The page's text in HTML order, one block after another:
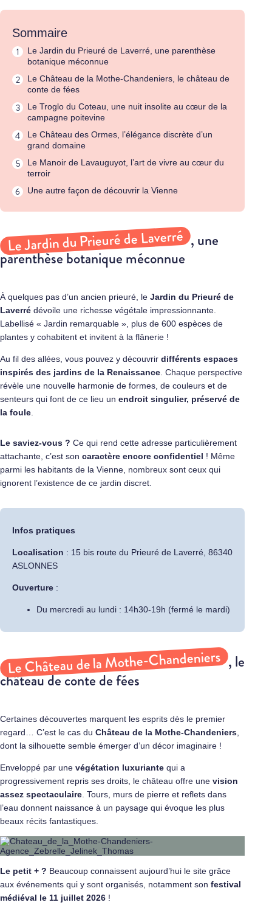
Sommaire
Le Jardin du Prieuré de Laverré, une parenthèse
botanique méconnue
Le Château de la Mothe-Chandeniers, le château de
conte de fées
Le Troglo du Coteau, une nuit insolite au cœur de la
campagne poitevine
Le Château des Ormes, l’élégance discrète d’un
grand domaine
Le Manoir de Lavauguyot, l’art de vivre au cœur du
terroir
Une autre façon de découvrir la Vienne
Le Jardin du Prieuré de Laverré , une
parenthèse botanique méconnue
À quelques pas d’un ancien prieuré, le Jardin du Prieuré de
Laverré dévoile une richesse végétale impressionnante.
Labellisé « Jardin remarquable », plus de 600 espèces de
plantes y cohabitent et invitent à la flânerie !
Au fil des allées, vous pouvez y découvrir différents espaces
inspirés des jardins de la Renaissance. Chaque perspective
révèle une nouvelle harmonie de formes, de couleurs et de
senteurs qui font de ce lieu un endroit singulier, préservé de
la foule.
Le saviez-vous ? Ce qui rend cette adresse particulièrement
attachante, c’est son caractère encore confidentiel ! Même
parmi les habitants de la Vienne, nombreux sont ceux qui
ignorent l’existence de ce jardin discret.
Infos pratiques
Localisation : 15 bis route du Prieuré de Laverré, 86340
ASLONNES
Ouverture :
Du mercredi au lundi : 14h30-19h (fermé le mardi)
Le Château de la Mothe-Chandeniers , le
château de conte de fées
Certaines découvertes marquent les esprits dès le premier
regard… C’est le cas du Château de la Mothe-Chandeniers
dont la silhouette semble émerger d’un décor imaginaire !
Enveloppé par une végétation luxuriante qui a
progressivement repris ses droits, le château offre une vision
assez spectaculaire . Tours, murs de pierre et reflets dans
l’eau donnent naissance à un paysage qui évoque les plus
beaux récits fantastiques.
Le petit + ? Beaucoup connaissent aujourd’hui le site grâce
aux événements qui y sont organisés, notamment son festival
médiéval le 11 juillet 2026 !